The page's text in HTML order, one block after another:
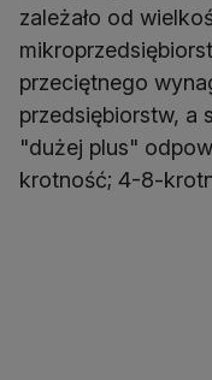
zależało od
przeciętnego
przedsiębiorstw, a
"dużej plus"
krotność; 4-8-